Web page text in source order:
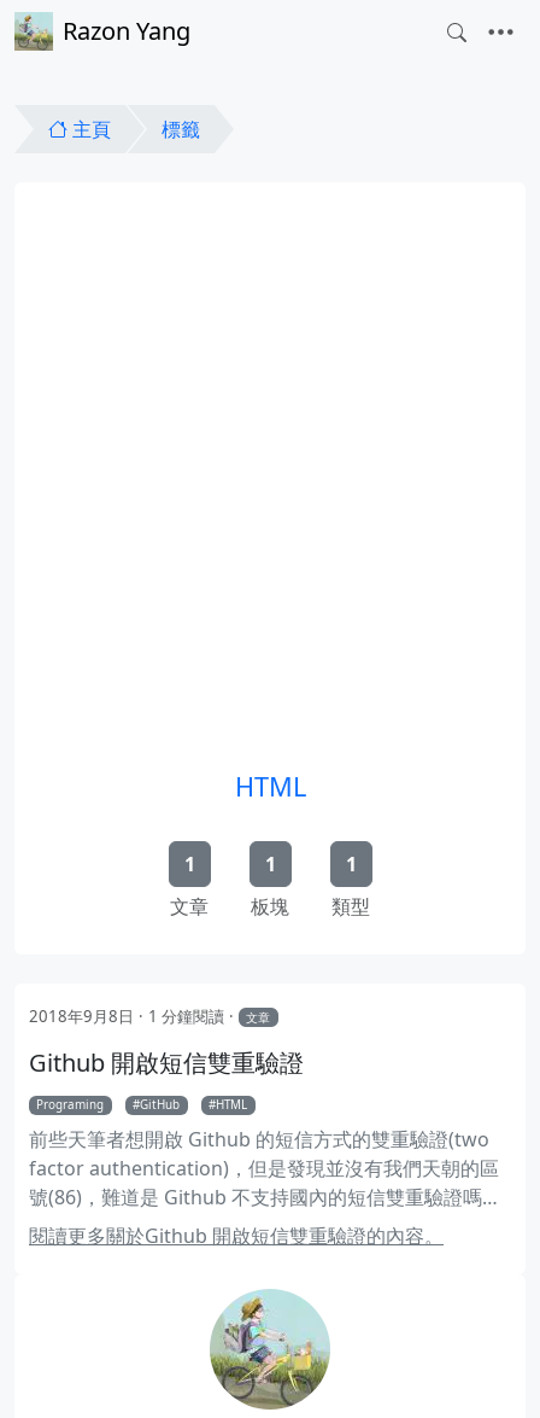
Razon Yang
主頁 標籤
HTML
1
文章
1
板塊
1
類型
2018年9月8日 1 分鐘閱讀 文章
Github 開啟短信雙重驗證
Programing GitHub HTML
前些天筆者想開啟 Github 的短信方式的雙重驗證(two
factor authentication)，但是發現並沒有我們天朝的區
號(86)，難道是 Github 不支持國內的短信雙重驗證嗎？
其實不然。
閱讀更多關於Github 開啟短信雙重驗證的內容。